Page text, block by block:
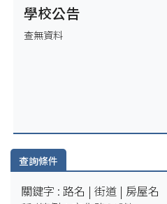
(五)17:00-1月19日(一)10:00將暫停
2025-12-31
因配合學校電力設備緊急維修作
因配合學校電氣設備檢修作業，
4月7日(一)8:00將暫停服務。
學校公告
查無資料
查詢條件
關鍵字 : 路名 | 街道 | 房屋名